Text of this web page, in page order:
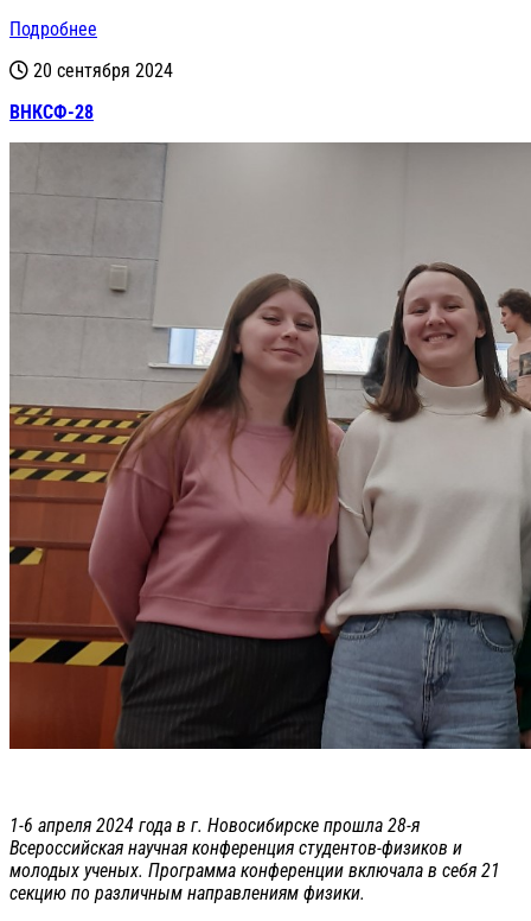
Подробнее
20 сентября 2024
ВНКСФ-28
1-6 апреля 2024 года в г. Новосибирске прошла 28-я
Всероссийская научная конференция студентов-физиков и
молодых ученых. Программа конференции включала в себя 21
секцию по различным направлениям физики.